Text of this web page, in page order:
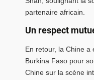
partenaire africain.
Un respect
En retour, la Chine a
Burkina Faso pour
Chine sur la scène